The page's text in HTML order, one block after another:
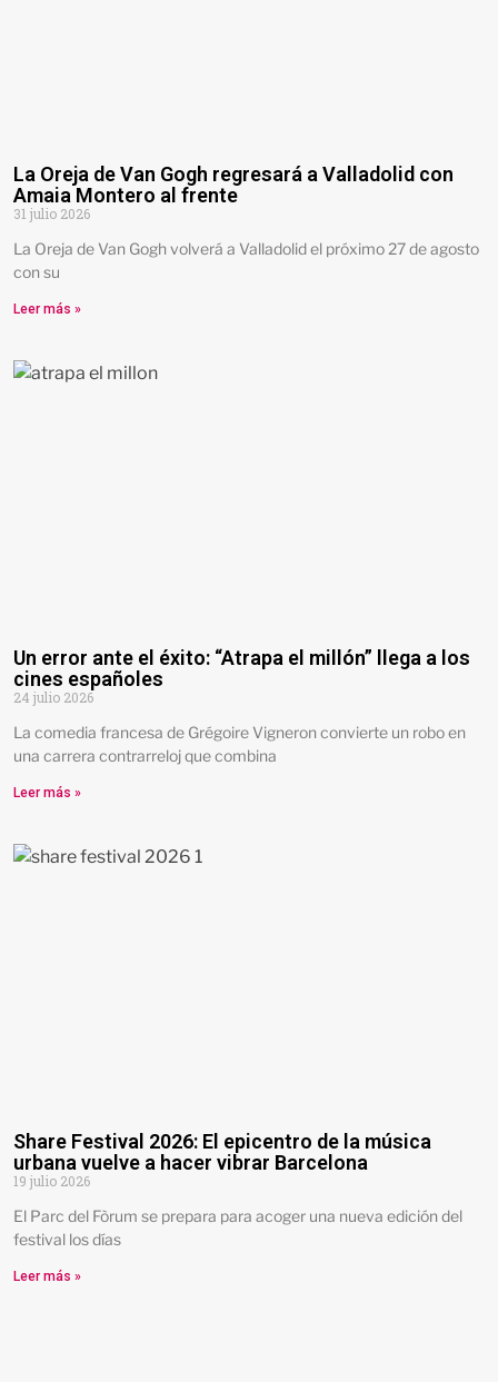
La Oreja de Van Gogh regresará a Valladolid con
Amaia Montero al frente
31 julio 2026
La Oreja de Van Gogh volverá a Valladolid el próximo 27 de agosto
con su
Leer más »
Un error ante el éxito: “Atrapa el millón” llega a los
cines españoles
24 julio 2026
La comedia francesa de Grégoire Vigneron convierte un robo en
una carrera contrarreloj que combina
Leer más »
Share Festival 2026: El epicentro de la música
urbana vuelve a hacer vibrar Barcelona
19 julio 2026
El Parc del Fòrum se prepara para acoger una nueva edición del
festival los días
Leer más »